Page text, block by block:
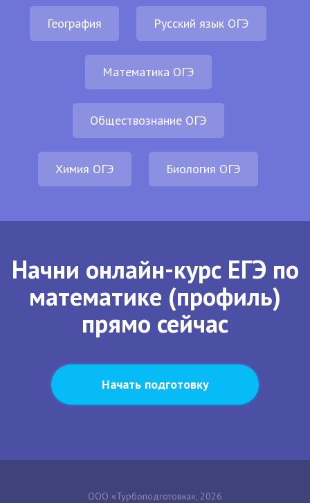
География Русский язык ОГЭ
Математика ОГЭ
Обществознание ОГЭ
Химия ОГЭ Биология ОГЭ
Начни онлайн-курс ЕГЭ по
математике (профиль)
прямо сейчас
Начать подготовку
ООО «Турбоподготовка», 2026